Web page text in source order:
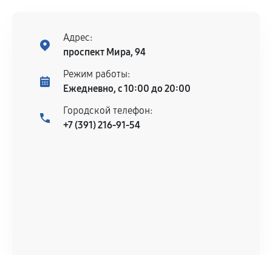
Адрес:
проспект Мира, 94
Режим работы:
Ежедневно, с 10:00 до 20:00
Городской телефон:
+7 (391) 216-91-54